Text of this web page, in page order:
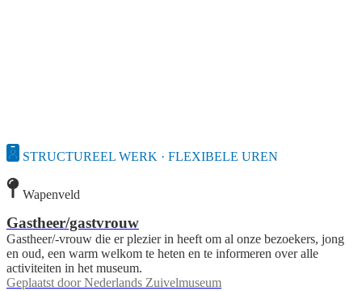
STRUCTUREEL WERK · FLEXIBELE UREN
Wapenveld
Gastheer/gastvrouw
Gastheer/-vrouw die er plezier in heeft om al onze bezoekers, jong
en oud, een warm welkom te heten en te informeren over alle
activiteiten in het museum.
Geplaatst door Nederlands Zuivelmuseum